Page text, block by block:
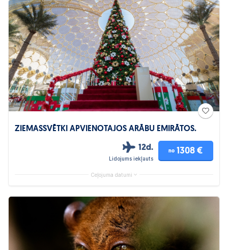
ZIEMASSVĒTKI APVIENOTAJOS ARĀBU EMIRĀTOS.
12d.
Lidojums iekļauts
no 1308 €
Ceļojuma datumi